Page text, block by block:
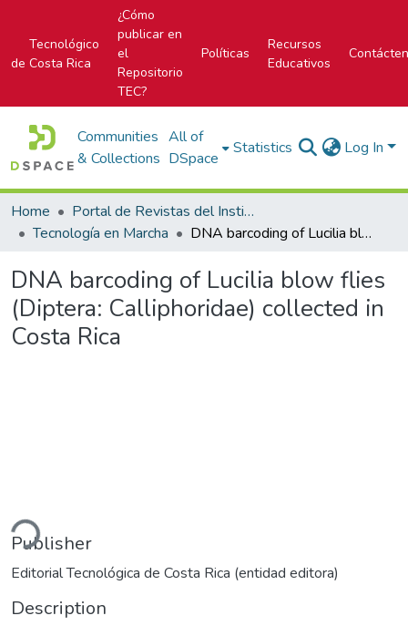
Tecnológico
de Costa Rica
¿Cómo
publicar en
el
Repositorio
TEC?
Políticas
Recursos
Educativos
Communities
& Collections
All of
DSpace
Statistics Log In
Home
Portal de Revistas del Instituto Tecnológico de Costa Rica
Tecnología en Marcha
DNA barcoding of Lucilia blow flies (Diptera: Calliphoridae) collected in Costa Rica
DNA barcoding of Lucilia blow flies
(Diptera: Calliphoridae) collected in
Costa Rica
Publisher
Editorial Tecnológica de Costa Rica (entidad editora)
Description